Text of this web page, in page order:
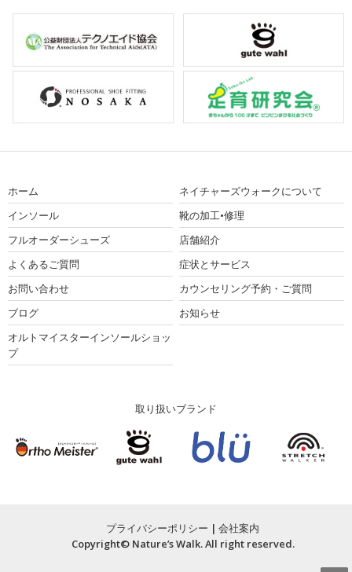
ホーム
ネイチャーズウォークについて
インソール
靴の加工•修理
フルオーダーシューズ
店舗紹介
よくあるご質問
症状とサービス
お問い合わせ
カウンセリング予約・ご質問
ブログ
お知らせ
オルトマイスターインソールショッ
プ
取り扱いブランド
プライバシーポリシー |会社案内
Copyright© Nature’s Walk. All right reserved.